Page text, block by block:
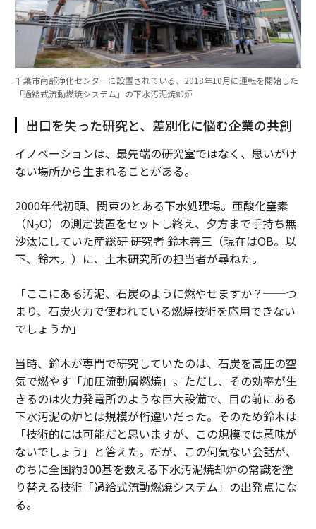
千葉市南部浄化センターに設置されている、2018年10月に運転を開始した
「過給式流動燃焼システム」の下水汚泥焼却炉
出口を失った研究と、差別化に悩む企業の共創
イノベーションは、最先端の研究室ではなく、思いがけ
ない場所から生まれることがある。
2000年代初頭、関東のとある下水処理場。亜酸化窒素
（N2O）の測定装置をセットし終え、夕方まで手持ち無
沙汰にしていた産総研 研究者 鈴木善三（現在はOB。以
下、鈴木。）に、土木研究所の担当者が尋ねた。
「ここにある汚泥、石炭のように燃やせますか？──つ
まり、石炭火力で使われている燃焼技術を応用できない
でしょうか」
当時、鈴木が専門で研究していたのは、石炭を高圧の空
気で燃やす「加圧流動層燃焼」。ただし、その効率が生
きるのは火力発電所のような巨大設備で、目の前にある
下水汚泥の炉とは規模が桁違いだった。そのため鈴木は
「技術的には可能だと思いますが、この規模では意味が
ないでしょう」と答えた。だが、この何気ない会話が、
のちに全国約300基を数える下水汚泥焼却炉の常識を塗
り替える技術「過給式流動燃焼システム」の出発点にな
る。